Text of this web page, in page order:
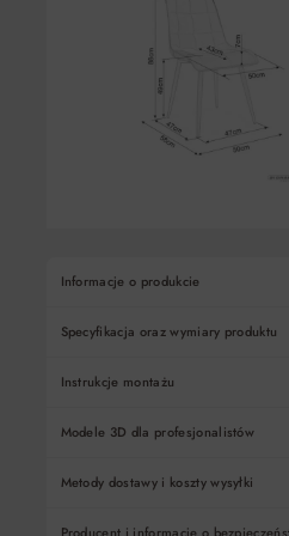
Informacje o produkcie
Specyfikacja oraz wymiary produktu
Instrukcje montażu
Modele 3D dla profesjonalistów
Metody dostawy i koszty wysyłki
Producent i informacje o